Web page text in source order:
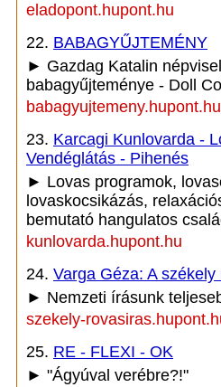
eladopont.hupont.hu
22. BABAGYŰJTEMÉNY
► Gazdag Katalin
babagyűjteménye - Doll
babagyujtemeny.hupont.hu
23. Karcagi Kunlovarda -
Vendéglátás - Pihenés
► Lovas programok,
lovaskocsikázás,
bemutató hangulatos
kunlovarda.hupont.hu
24. Varga Géza: A
► Nemzeti írásunk
szekely-
25. RE - FLEXI - OK
► "Ágyúval verébre?!"